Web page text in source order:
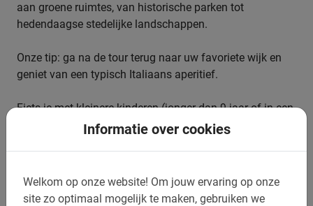
Informatie over cookies
Welkom op onze website! Om jouw ervaring op onze
site zo optimaal mogelijk te maken, gebruiken we
aan groene ruimtes, van historische parken tot
hedendaagse stedelijke landschappen.
Onze tip: ga na de tour terug naar uw favoriete wijk en
geniet van een typisch Italiaans aperitief.
Fiets je met kleinere kinderen (jonger dan 9 jaar of in een
kinderzitje)? Kies dan voor eenprivé tourvoor de leukste